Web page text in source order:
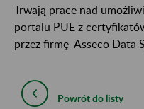
Trwają prace nad
portalu PUE z
przez firmę Asseco Data
Powrót do listy